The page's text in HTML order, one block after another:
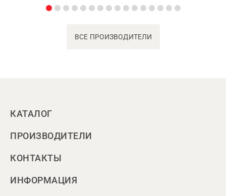
ВСЕ ПРОИЗВОДИТЕЛИ
КАТАЛОГ
ПРОИЗВОДИТЕЛИ
КОНТАКТЫ
ИНФОРМАЦИЯ